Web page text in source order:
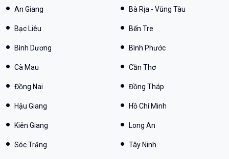
An Giang Bà Rịa - Vũng Tàu
Bạc Liêu Bến Tre
Bình Dương Bình Phước
Cà Mau Cần Thơ
Đồng Nai Đồng Tháp
Hậu Giang Hồ Chí Minh
Kiên Giang Long An
Sóc Trăng Tây Ninh